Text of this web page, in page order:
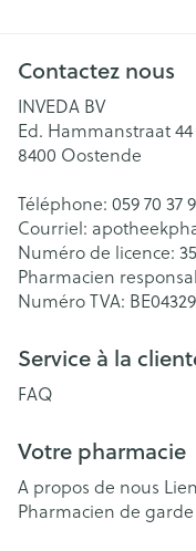
Contactez nous
INVEDA BV
Ed. Hammanstraat 44
8400 Oostende
Téléphone: 059 70 37
Courriel:
Numéro de licence:
Pharmacien
Numéro TVA:
Service à la
FAQ
Votre pharmacie
A propos de nous
Pharmacien de garde